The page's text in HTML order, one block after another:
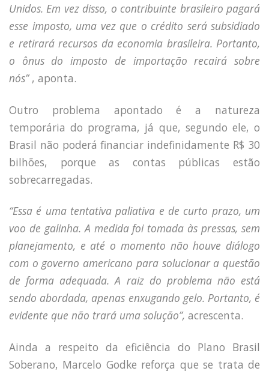
Unidos. Em vez disso, o contribuinte brasileiro pagará
esse imposto, uma vez que o crédito será subsidiado
e retirará recursos da economia brasileira. Portanto,
o ônus do imposto de importação recairá sobre
nós” , aponta.
Outro problema apontado é a natureza
temporária do programa, já que, segundo ele, o
Brasil não poderá financiar indefinidamente R$ 30
bilhões, porque as contas públicas estão
sobrecarregadas.
“Essa é uma tentativa paliativa e de curto prazo, um
voo de galinha. A medida foi tomada às pressas, sem
planejamento, e até o momento não houve diálogo
com o governo americano para solucionar a questão
de forma adequada. A raiz do problema não está
sendo abordada, apenas enxugando gelo. Portanto, é
evidente que não trará uma solução”, acrescenta.
Ainda a respeito da eficiência do Plano Brasil
Soberano, Marcelo Godke reforça que se trata de